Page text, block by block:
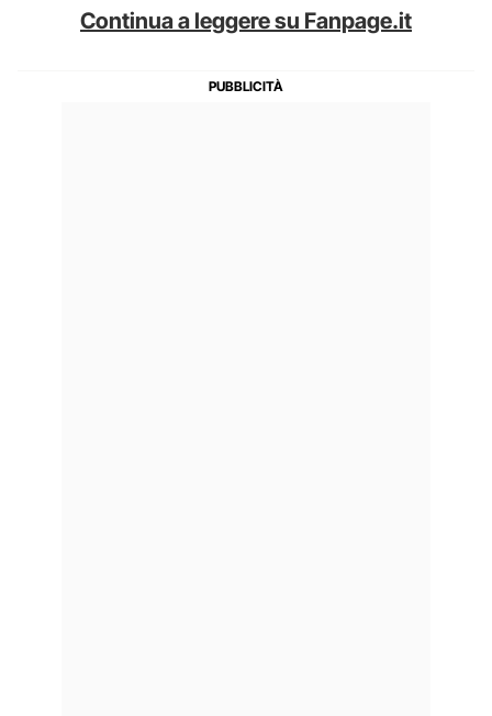
Continua a leggere su Fanpage.it